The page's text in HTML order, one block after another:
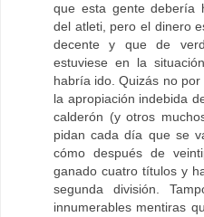
que esta gente debería
del atleti, pero el dinero
decente y que de
estuviese en la
habría ido. Quizás no
la apropiación indebida
calderón (y otros
pidan cada día que se
cómo después de
ganado cuatro títulos y
segunda división.
innumerables mentiras